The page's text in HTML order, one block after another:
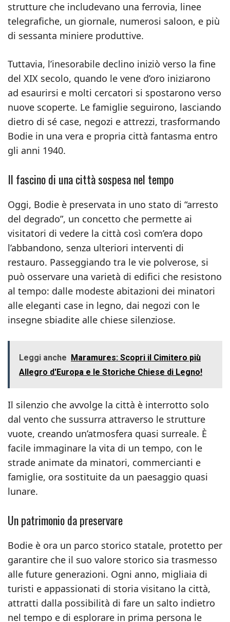
strutture che includevano una ferrovia, linee
telegrafiche, un giornale, numerosi saloon, e più
di sessanta miniere produttive.
Tuttavia, l’inesorabile declino iniziò verso la fine
del XIX secolo, quando le vene d’oro iniziarono
ad esaurirsi e molti cercatori si spostarono verso
nuove scoperte. Le famiglie seguirono, lasciando
dietro di sé case, negozi e attrezzi, trasformando
Bodie in una vera e propria città fantasma entro
gli anni 1940.
Il fascino di una città sospesa nel tempo
Oggi, Bodie è preservata in uno stato di “arresto
del degrado”, un concetto che permette ai
visitatori di vedere la città così com’era dopo
l’abbandono, senza ulteriori interventi di
restauro. Passeggiando tra le vie polverose, si
può osservare una varietà di edifici che resistono
al tempo: dalle modeste abitazioni dei minatori
alle eleganti case in legno, dai negozi con le
insegne sbiadite alle chiese silenziose.
Leggi anche Maramures: Scopri il Cimitero più
Allegro d'Europa e le Storiche Chiese di Legno!
Il silenzio che avvolge la città è interrotto solo
dal vento che sussurra attraverso le strutture
vuote, creando un’atmosfera quasi surreale. È
facile immaginare la vita di un tempo, con le
strade animate da minatori, commercianti e
famiglie, ora sostituite da un paesaggio quasi
lunare.
Un patrimonio da preservare
Bodie è ora un parco storico statale, protetto per
garantire che il suo valore storico sia trasmesso
alle future generazioni. Ogni anno, migliaia di
turisti e appassionati di storia visitano la città,
attratti dalla possibilità di fare un salto indietro
nel tempo e di esplorare in prima persona le